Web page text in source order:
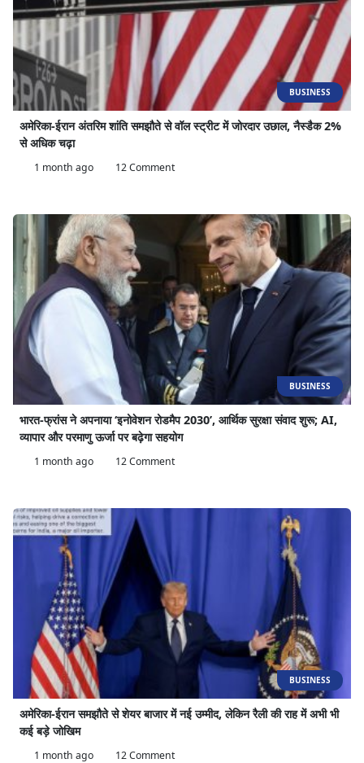
BUSINESS
अमेरिका-ईरान अंतरिम शांति समझौते से वॉल स्ट्रीट में जोरदार उछाल, नैस्डैक 2%
से अधिक चढ़ा
1 month ago 12 Comment
BUSINESS
भारत-फ्रांस ने अपनाया ‘इनोवेशन रोडमैप 2030’, आर्थिक सुरक्षा संवाद शुरू; AI,
व्यापार और परमाणु ऊर्जा पर बढ़ेगा सहयोग
1 month ago 12 Comment
BUSINESS
अमेरिका-ईरान समझौते से शेयर बाजार में नई उम्मीद, लेकिन रैली की राह में अभी भी
कई बड़े जोखिम
1 month ago 12 Comment